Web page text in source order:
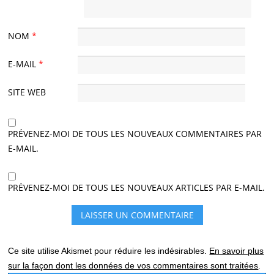
NOM*
E-MAIL*
SITE WEB
PRÉVENEZ-MOI DE TOUS LES NOUVEAUX COMMENTAIRES PAR
E-MAIL.
PRÉVENEZ-MOI DE TOUS LES NOUVEAUX ARTICLES PAR E-MAIL.
Ce site utilise Akismet pour réduire les indésirables. En savoir plus
sur la façon dont les données de vos commentaires sont traitées.